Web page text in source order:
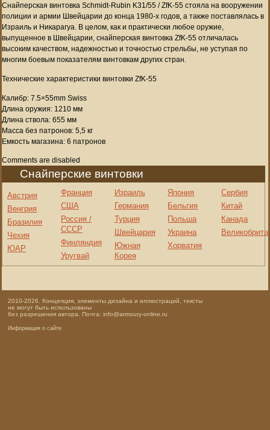
Снайперская винтовка Schmidt-Rubin K31/55 / ZfK-55 стояла на вооружении
полиции и армии Швейцарии до конца 1980-х годов, а также поставлялась в
Израиль и Никарагуа. В целом, как и практически любое оружие,
выпущенное в Швейцарии, снайперская винтовка ZfK-55 отличалась
высоким качеством, надежностью и точностью стрельбы, не уступая по
многим боевым показателям винтовкам других стран.
Технические характеристики винтовки ZfK-55
Калибр: 7.5×55mm Swiss
Длина оружия: 1210 мм
Длина ствола: 655 мм
Масса без патронов: 5,5 кг
Емкость магазина: 6 патронов
Comments are disabled
Снайперские винтовки
Австрия
Венгрия
Бразилия
Чехия
ЮАР
Франция
США
Россия /
СССР
Финляндия
Уругвай
Израиль
Германия
Турция
Швейцария
Южная
Корея
Япония
Бельгия
Польша
Украина
Хорватия
Сербия
Китай
Канада
2010-2026. Концепция, элементы дизайна и иллюстраций, тексты
не могут быть использованы
без разрешения автора. Почта: info@armoury-online.ru
Информация о сайте